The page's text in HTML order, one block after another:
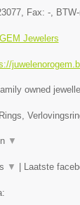
, Fax: -,
Jewelers
owned
▼
▼ Laatste